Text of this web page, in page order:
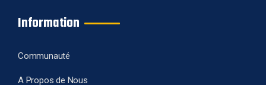
Information
Communauté
A Propos de Nous